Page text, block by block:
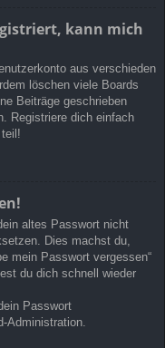
kann mich
aus verschieden
löschen viele Boards
Beiträge geschrieben
Registriere dich einfach
altes Passwort nicht
Dies machst du,
mein Passwort vergessen“
du dich schnell wieder
Passwort
Administration.